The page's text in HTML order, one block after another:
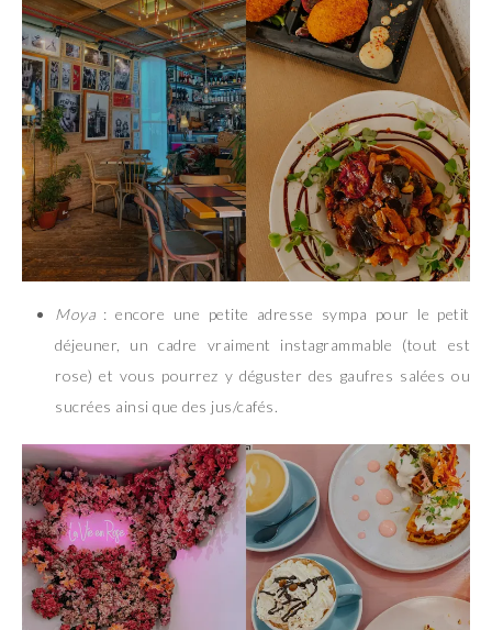
Moya : encore une petite adresse sympa pour le petit
déjeuner, un cadre vraiment instagrammable (tout est
rose) et vous pourrez y déguster des gaufres salées ou
sucrées ainsi que des jus/cafés.